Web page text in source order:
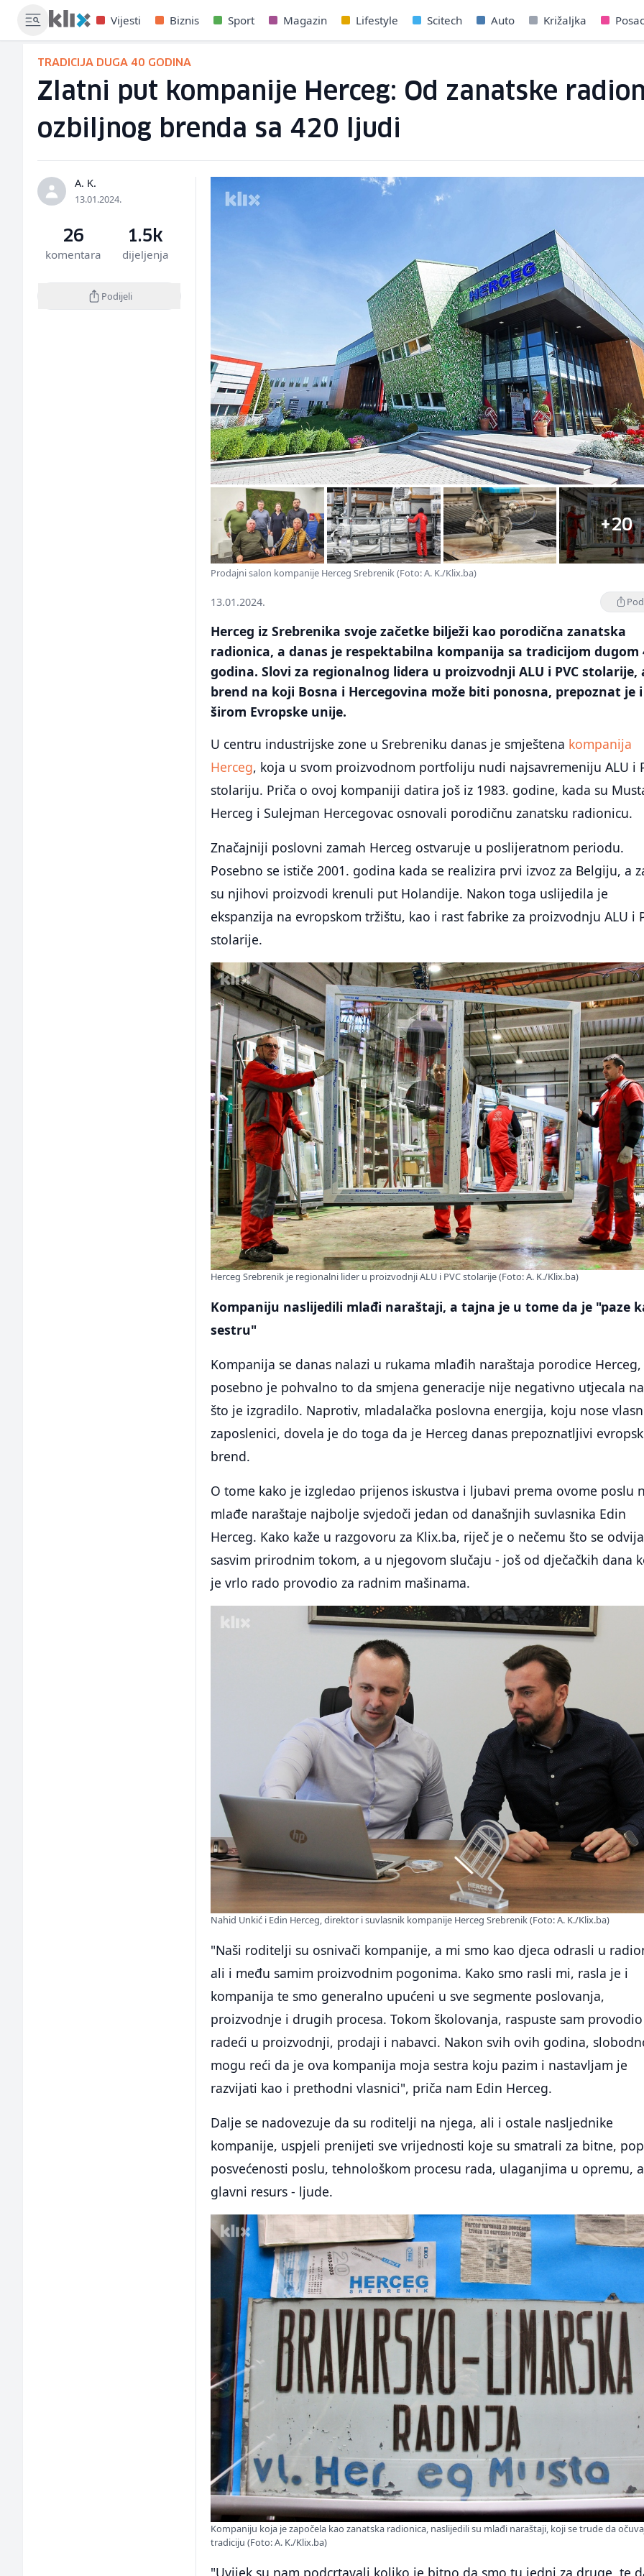
Vijesti Biznis Sport Magazin Lifestyle Scitech Auto Križaljka
TRADICIJA DUGA 40 GODINA
Zlatni put kompanije Herceg: Od zanatske
ozbiljnog brenda sa 420 ljudi
A. K.
13.01.2024.
26
komentara
1.5k
dijeljenja
Podijeli
+20
Prodajni salon kompanije Herceg Srebrenik (Foto: A. K./Klix.ba)
13.01.2024.
Herceg iz Srebrenika svoje začetke bilježi kao porodična zanatska
radionica, a danas je respektabilna kompanija sa tradicijom dugom
godina. Slovi za regionalnog lidera u proizvodnji ALU i PVC stolarije,
brend na koji Bosna i Hercegovina može biti ponosna, prepoznat je i
širom Evropske unije.
U centru industrijske zone u Srebreniku danas je smještena kompanija
Herceg, koja u svom proizvodnom portfoliju nudi najsavremeniju ALU i
stolariju. Priča o ovoj kompaniji datira još iz 1983. godine, kada su
Herceg i Sulejman Hercegovac osnovali porodičnu zanatsku radionicu.
Značajniji poslovni zamah Herceg ostvaruje u poslijeratnom periodu.
Posebno se ističe 2001. godina kada se realizira prvi izvoz za Belgiju, a
su njihovi proizvodi krenuli put Holandije. Nakon toga uslijedila je
ekspanzija na evropskom tržištu, kao i rast fabrike za proizvodnju ALU i
stolarije.
Herceg Srebrenik je regionalni lider u proizvodnji ALU i PVC stolarije (Foto: A. K./Klix.ba)
Kompaniju naslijedili mlađi naraštaji, a tajna je u tome da je "paze
sestru"
Kompanija se danas nalazi u rukama mlađih naraštaja porodice Herceg,
posebno je pohvalno to da smjena generacije nije negativno utjecala
što je izgradilo. Naprotiv, mladalačka poslovna energija, koju nose
zaposlenici, dovela je do toga da je Herceg danas prepoznatljivi
brend.
O tome kako je izgledao prijenos iskustva i ljubavi prema ovome poslu
mlađe naraštaje najbolje svjedoči jedan od današnjih suvlasnika Edin
Herceg. Kako kaže u razgovoru za Klix.ba, riječ je o nečemu što se
sasvim prirodnim tokom, a u njegovom slučaju - još od dječačkih dana
je vrlo rado provodio za radnim mašinama.
Nahid Unkić i Edin Herceg, direktor i suvlasnik kompanije Herceg Srebrenik (Foto: A. K./Klix.ba)
"Naši roditelji su osnivači kompanije, a mi smo kao djeca odrasli u
ali i među samim proizvodnim pogonima. Kako smo rasli mi, rasla je i
kompanija te smo generalno upućeni u sve segmente poslovanja,
proizvodnje i drugih procesa. Tokom školovanja, raspuste sam provodio
radeći u proizvodnji, prodaji i nabavci. Nakon svih ovih godina,
mogu reći da je ova kompanija moja sestra koju pazim i nastavljam je
razvijati kao i prethodni vlasnici", priča nam Edin Herceg.
Dalje se nadovezuje da su roditelji na njega, ali i ostale nasljednike
kompanije, uspjeli prenijeti sve vrijednosti koje su smatrali za bitne,
posvećenosti poslu, tehnološkom procesu rada, ulaganjima u opremu,
glavni resurs - ljude.
Kompaniju koja je započela kao zanatska radionica, naslijedili su mlađi naraštaji, koji se trude da
tradiciju (Foto: A. K./Klix.ba)
"Uvijek su nam podcrtavali koliko je bitno da smo tu jedni za druge, te